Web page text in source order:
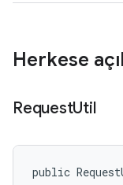
Herkese
RequestUtil
public